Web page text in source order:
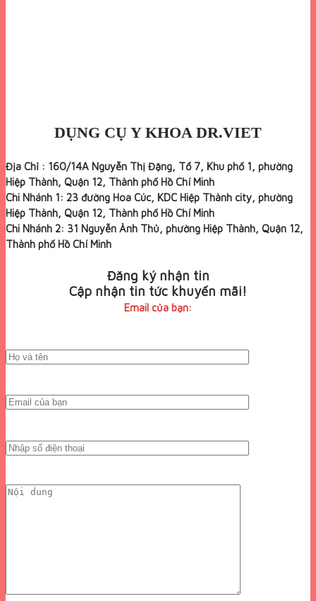
DỤNG CỤ Y KHOA DR.VIET
Địa Chỉ : 160/14A Nguyễn Thị Đặng, Tổ 7, Khu phố 1, phường
Hiệp Thành, Quận 12, Thành phố Hồ Chí Minh
Chi Nhánh 1: 23 đường Hoa Cúc, KDC Hiệp Thành city, phường
Hiệp Thành, Quận 12, Thành phố Hồ Chí Minh
Chi Nhánh 2: 31 Nguyễn Ảnh Thủ, phường Hiệp Thành, Quận 12,
Thành phố Hồ Chí Minh
Đăng ký nhận tin
Cập nhận tin tức khuyến mãi!
Email của bạn: